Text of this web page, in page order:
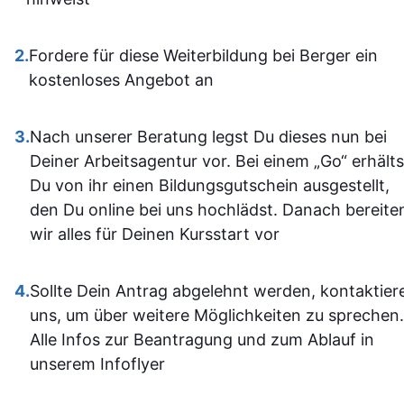
alle, die sich im Bereich
SPS weiterbilden oder
Sehr empfehlenswert! 👍
allem
einiges
und fühle
im
jetzt
sicherer.
2.Fordere für diese Weiterbildung bei Berger ein
kostenloses Angebot an
3.Nach unserer Beratung legst Du dieses nun bei
Deiner Arbeitsagentur vor. Bei einem „Go“
Du von ihr einen Bildungsgutschein ausgestellt,
den Du online bei uns hochlädst. Danach
wir alles für Deinen Kursstart vor
4.Sollte Dein Antrag abgelehnt werden,
uns, um über weitere Möglichkeiten zu sprechen.
Alle Infos zur Beantragung und zum Ablauf in
unserem Infoflyer